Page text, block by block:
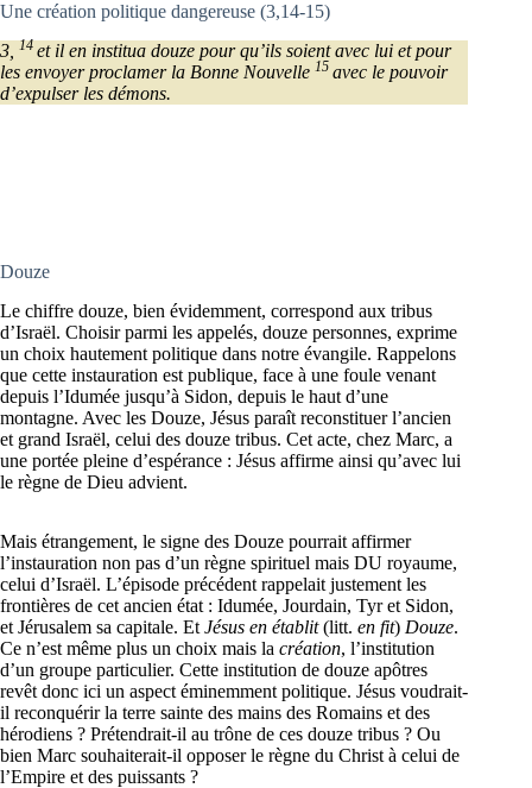
Une création politique dangereuse (3,14-15)
3, 14et il en institua douze pour qu’ils soient avec lui et pour
les envoyer proclamer la Bonne Nouvelle 15 avec le pouvoir
d’expulser les démons.
Douze
Le chiffre douze, bien évidemment, correspond aux tribus
d’Israël. Choisir parmi les appelés, douze personnes, exprime
un choix hautement politique dans notre évangile. Rappelons
que cette instauration est publique, face à une foule venant
depuis l’Idumée jusqu’à Sidon, depuis le haut d’une
montagne. Avec les Douze, Jésus paraît reconstituer l’ancien
et grand Israël, celui des douze tribus. Cet acte, chez Marc, a
une portée pleine d’espérance : Jésus affirme ainsi qu’avec lui
le règne de Dieu advient.
Mais étrangement, le signe des Douze pourrait affirmer
l’instauration non pas d’un règne spirituel mais DU royaume,
celui d’Israël. L’épisode précédent rappelait justement les
frontières de cet ancien état : Idumée, Jourdain, Tyr et Sidon,
et Jérusalem sa capitale. Et Jésus en établit(litt. en fit) Douze.
Ce n’est même plus un choix mais la création, l’institution
d’un groupe particulier. Cette institution de douze apôtres
revêt donc ici un aspect éminemment politique. Jésus voudrait-
il reconquérir la terre sainte des mains des Romains et des
hérodiens ? Prétendrait-il au trône de ces douze tribus ? Ou
bien Marc souhaiterait-il opposer le règne du Christ à celui de
l’Empire et des puissants ?